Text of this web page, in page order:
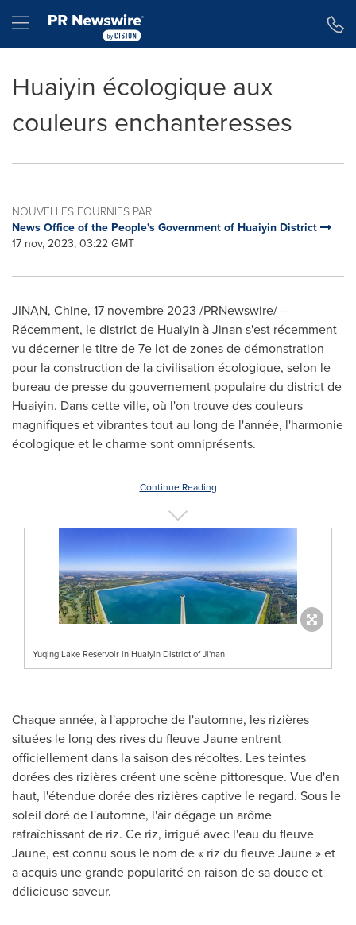
Hamburger menu
Huaiyin écologique aux
couleurs enchanteresses
NOUVELLES FOURNIES PAR
News Office of the People's Government of Huaiyin District
17 nov, 2023, 03:22 GMT
JINAN, Chine, 17 novembre 2023 /PRNewswire/ --
Récemment, le district de Huaiyin àJinan s'est récemment
vu décerner le titre de 7e lot de zones de démonstration
pour la construction de la civilisation écologique, selon le
bureau de presse du gouvernement populaire du district de
Huaiyin. Dans cette ville, où l'on trouve des couleurs
magnifiques et vibrantes tout au long de l'année, l'harmonie
écologique et le charme sont omniprésents.
Continue Reading
Yuqing Lake Reservoir in Huaiyin District of Ji'nan
Chaque année, à l'approche de l'automne, les rizières
situées le long des rives du fleuve Jaune entrent
officiellement dans la saison des récoltes. Les teintes
dorées des rizières créent une scène pittoresque. Vue d'en
haut, l'étendue dorée des rizières captive le regard. Sous le
soleil doré de l'automne, l'air dégage un arôme
rafraîchissant de riz. Ce riz, irrigué avec l'eau du fleuve
Jaune, est connu sous le nom de « riz du fleuve Jaune » et
a acquis une grande popularité en raison de sa douce et
délicieuse saveur.